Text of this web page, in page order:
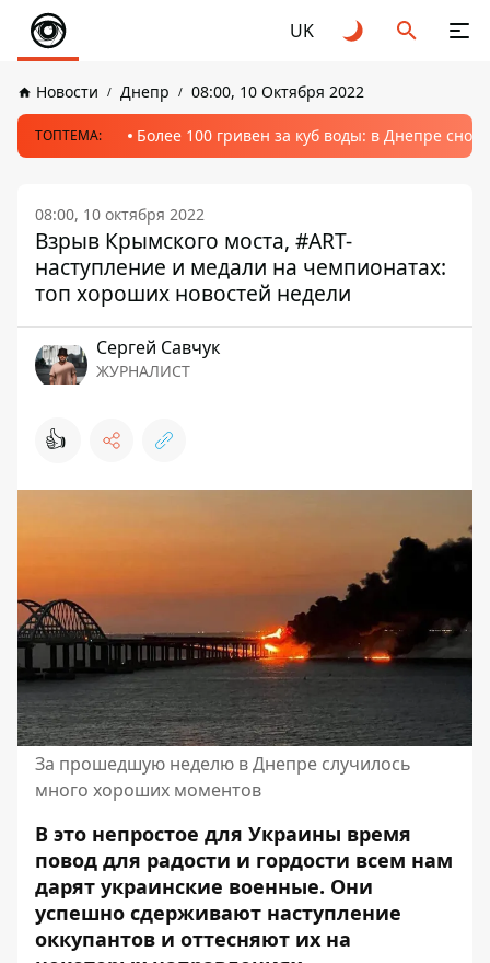
UK
Новости Днепр 08:00, 10 Октября 2022
ТОПТЕМА: Более 100 гривен за куб воды: в Днепре
08:00, 10 октября 2022
Взрыв Крымского моста, #ART-
наступление и медали на чемпионатах:
топ хороших новостей недели
Сергей Савчук
ЖУРНАЛИСТ
👍
За прошедшую неделю в Днепре случилось
много хороших моментов
В это непростое для Украины время
повод для радости и гордости всем нам
дарят украинские военные. Они
успешно сдерживают наступление
оккупантов и оттесняют их на